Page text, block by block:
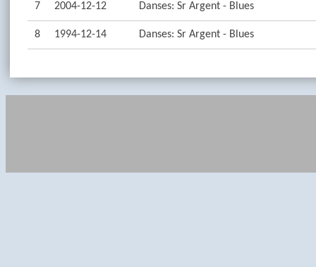
7 2004-12-12 Danses: Sr Argent - Blues
8 1994-12-14 Danses: Sr Argent - Blues